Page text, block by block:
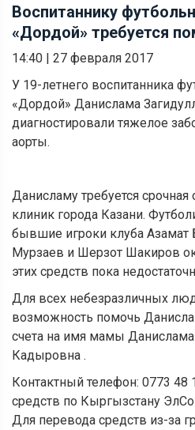
Воспитаннику
«Дордой» требуется
14:40 | 27 февраля 2017
У 19-летнего воспитанника
«Дордой» Данислама
диагностировали тяжелое
аорты.
Данисламу требуется
клиник города Казани.
бывшие игроки клуба Азамат
Мурзаев и Шерзот Шакиров
этих средств пока
Для всех небезразличных
возможность помочь
счета на имя мамы
Кадыровна .
Контактный телефон: 0773 48
средств по Кыргызстану
Для перевода средств из-за